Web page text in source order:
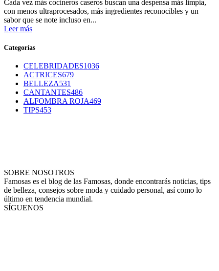
Cada vez más cocineros caseros buscan una despensa más limpia,
con menos ultraprocesados, más ingredientes reconocibles y un
sabor que se note incluso en...
Leer más
Categorías
CELEBRIDADES1036
ACTRICES679
BELLEZA531
CANTANTES486
ALFOMBRA ROJA469
TIPS453
SOBRE NOSOTROS
Famosas es el blog de las Famosas, donde encontrarás noticias, tips
de belleza, consejos sobre moda y cuidado personal, así como lo
último en tendencia mundial.
SÍGUENOS